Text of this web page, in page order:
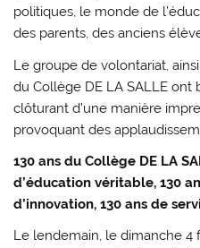
politiques, le monde de
des parents, des anciens
Le groupe de volontariat,
du Collège DE LA SALLE ont
clôturant d’une manière
provoquant des
130 ans du Collège DE LA
d’éducation véritable, 130
d’innovation, 130 ans de
Le lendemain, le dimanche 4